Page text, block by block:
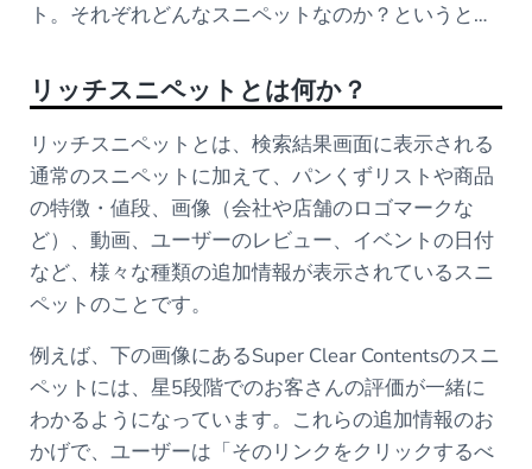
ト。それぞれどんなスニペットなのか？というと…
リッチスニペットとは何か？
リッチスニペットとは、検索結果画面に表示される
通常のスニペットに加えて、パンくずリストや商品
の特徴・値段、画像（会社や店舗のロゴマークな
ど）、動画、ユーザーのレビュー、イベントの日付
など、様々な種類の追加情報が表示されているスニ
ペットのことです。
例えば、下の画像にあるSuper Clear Contentsのスニ
ペットには、星5段階でのお客さんの評価が一緒に
わかるようになっています。これらの追加情報のお
かげで、ユーザーは「そのリンクをクリックするべ